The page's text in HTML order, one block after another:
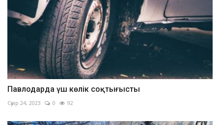
Павлодарда үш көлік соқтығысты
Сәуір 24, 2023 0 92